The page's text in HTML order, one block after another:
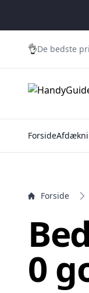
👌De bedste
Forside
Forside
0